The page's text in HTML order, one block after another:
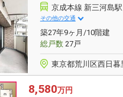
介
ダ
ク、２４時間有人管理・２４時間
ティシステム採用◆各階にごみ置
ンスホールにフロントサービス◆
・フィットネスルーム◆地上約
ウンジ
京成本線 新三河島
その他の交通
築27年9ヶ月/10階建
総戸数27戸
東京都荒川区西日暮
8,580万円